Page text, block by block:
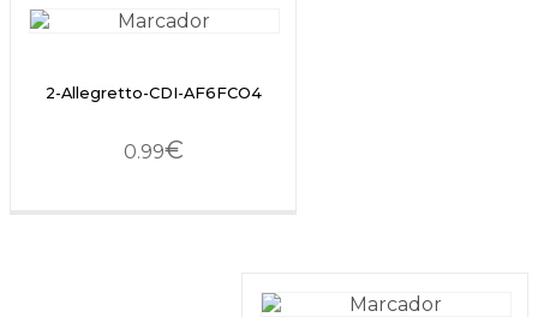
2-Allegretto-CDI-AF6FCO4
0.99€